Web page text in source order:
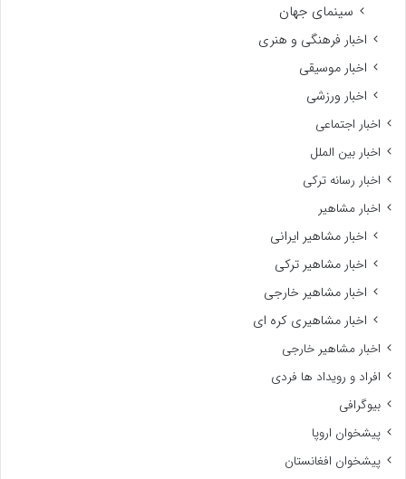
سینمای جهان
اخبار فرهنگی و هنری
اخبار موسیقی
اخبار ورزشی
اخبار اجتماعی
اخبار بین الملل
اخبار رسانه ترکی
اخبار مشاهیر
اخبار مشاهیر ایرانی
اخبار مشاهیر ترکی
اخبار مشاهیر خارجی
اخبار مشاهیری کره ای
اخبار مشاهیر خارجی
افراد و رویداد ها فردی
بیوگرافی
پیشخوان اروپا
پیشخوان افغانستان